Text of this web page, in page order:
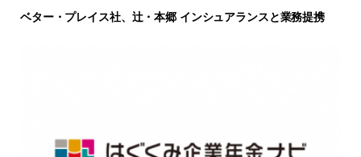
ベター・プレイス社、辻・本郷 インシュアランスと業務提携